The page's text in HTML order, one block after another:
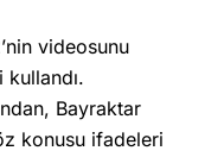
videosunu
Bayraktar
konusu ifadeleri